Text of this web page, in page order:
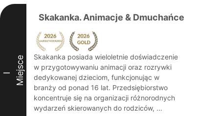
I Miejsce
Skakanka. Animacje & Dmuchańce
Skakanka posiada wieloletnie doświadczenie
w przygotowywaniu animacji oraz rozrywki
dedykowanej dzieciom, funkcjonując w
branży od ponad 16 lat. Przedsiębiorstwo
koncentruje się na organizacji różnorodnych
wydarzeń skierowanych do rodziców, ...